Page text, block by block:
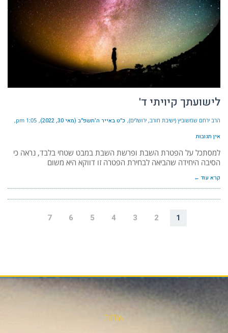
לישועתך קיויתי ד'
הרב ירחם שמשוביץ (ישיבת חורב, ירושלים) כ״ט באייר ה׳תשפ״ב (מאי 30, 2022) 1:05 pm
אין תגובות
למסתכל על הפטרת השבת ופרשת השבת במבט שטחי בלבד, נראה כי
הסיבה היחידה שהביאה לבחירת הפטרה זו דווקא היא משום
קרא עוד ←
1
2
3
4
5
6
7
אודות